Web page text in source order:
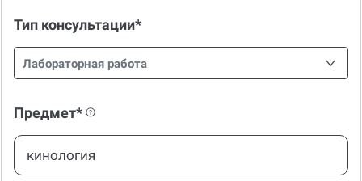
Тип консультации*
Лабораторная работа
Предмет*